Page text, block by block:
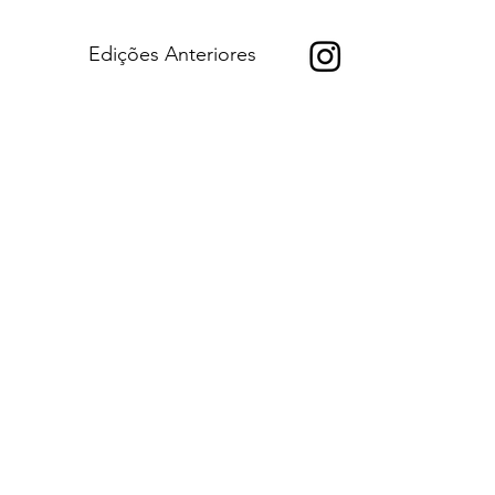
Edições Anteriores